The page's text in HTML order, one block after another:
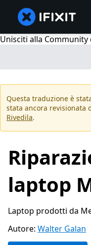
Unisciti alla
Questa traduzione è
stata ancora revisionata
Rivedila.
laptop
Laptop prodotti da
Autore: Walter Galan